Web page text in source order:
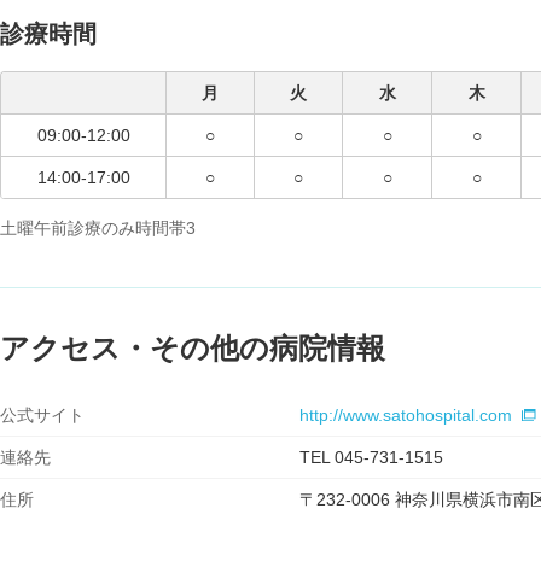
診療時間
月 火 水 木
09:00-12:00 ○ ○ ○ ○
14:00-17:00 ○ ○ ○ ○
土曜午前診療のみ時間帯3
アクセス・その他の病院情報
公式サイト http://www.satohospital.com
連絡先 TEL 045-731-1515
住所 〒232-0006 神奈川県横浜市南